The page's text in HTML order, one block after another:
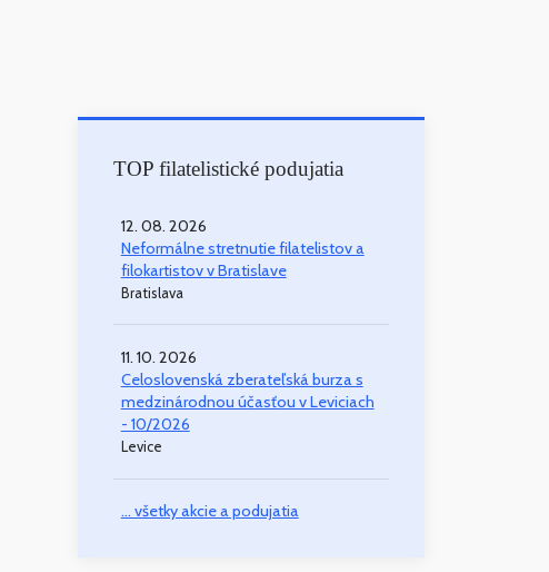
TOP filatelistické podujatia
12. 08. 2026
Neformálne stretnutie filatelistov a
filokartistov v Bratislave
Bratislava
11. 10. 2026
Celoslovenská zberateľská burza s
medzinárodnou účasťou v Leviciach
- 10/2026
Levice
... všetky akcie a podujatia